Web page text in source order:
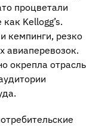
процветали
Kellogg’s.
кемпинги, резко
авиаперевозок.
окрепла отрасль